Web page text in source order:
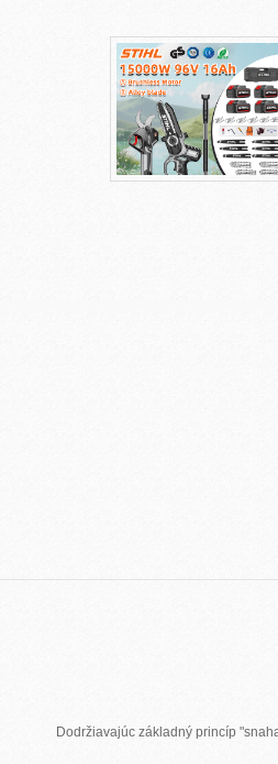
Dodržiavajúc základný princíp